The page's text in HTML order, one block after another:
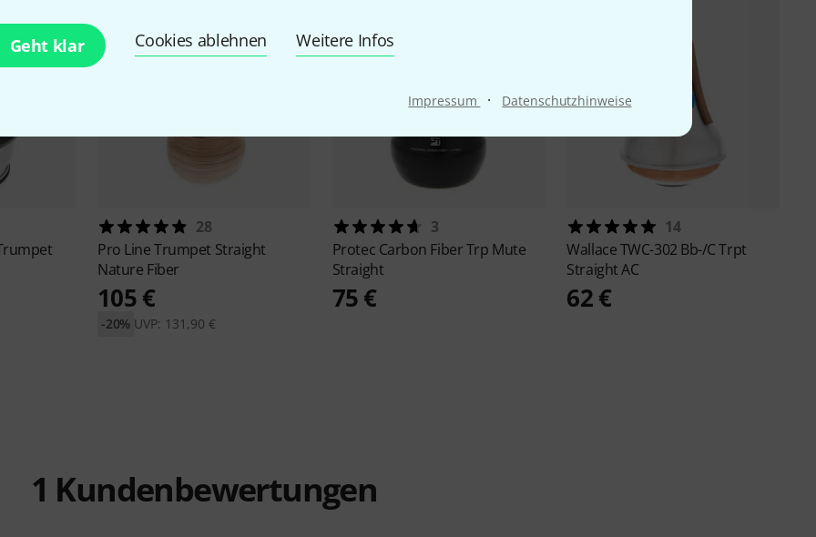
Geht klar Cookies ablehnen Weitere Infos
Impressum · Datenschutzhinweise
28
Pro LineTrumpet Straight
Nature Fiber
105 €
UVP: 131,90 €
-20%
3
Protec Carbon Fiber Trp Mute
Straight
75 €
14
WallaceTWC-302 Bb-/C Trpt
Straight AC
62 €
1 Kundenbewertungen